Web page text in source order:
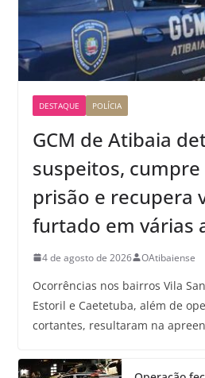
DESTAQUE POLÍCIA
GCM de Atibaia
suspeitos,
prisão e recupera
furtado em várias
4 de agosto de 2026 OAtibaiense
Ocorrências nos bairros Vila
Estoril e Caetetuba, além de
cortantes, resultaram na